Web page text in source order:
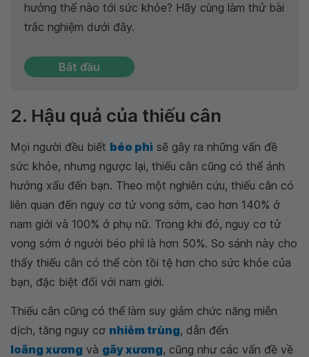
hưởng thế nào tới sức khỏe? Hãy cùng làm thử bài
trắc nghiệm dưới đây.
Bắt đầu
2. Hậu quả của thiếu cân
Mọi người đều biết béo phì sẽ gây ra những vấn đề
sức khỏe, nhưng ngược lại, thiếu cân cũng có thể ảnh
hưởng xấu đến bạn. Theo một nghiên cứu, thiếu cân có
liên quan đến nguy cơ tử vong sớm, cao hơn 140% ở
nam giới và 100% ở phụ nữ. Trong khi đó, nguy cơ tử
vong sớm ở người béo phì là hơn 50%. So sánh này cho
thấy thiếu cân có thể còn tồi tệ hơn cho sức khỏe của
bạn, đặc biệt đối với nam giới.
Thiếu cân cũng có thể làm suy giảm chức năng miễn
dịch, tăng nguy cơ nhiễm trùng, dẫn đến
loãng xương và gãy xương, cũng như các vấn đề về